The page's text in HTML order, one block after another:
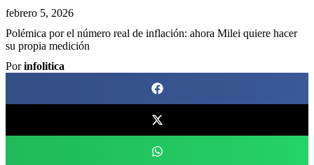
febrero 5, 2026
Polémica por el número real de inflación: ahora Milei quiere hacer
su propia medición
Porinfolitica